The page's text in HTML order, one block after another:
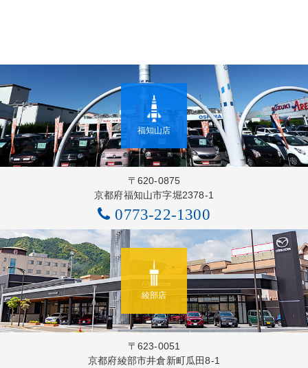
福知山店
〒620-0875
京都府福知山市字堀2378-1
0773-22-1300
綾部店
〒623-0051
京都府綾部市井倉新町瓜田8-1